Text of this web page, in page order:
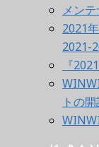
メン
2021
2021-
『
トの